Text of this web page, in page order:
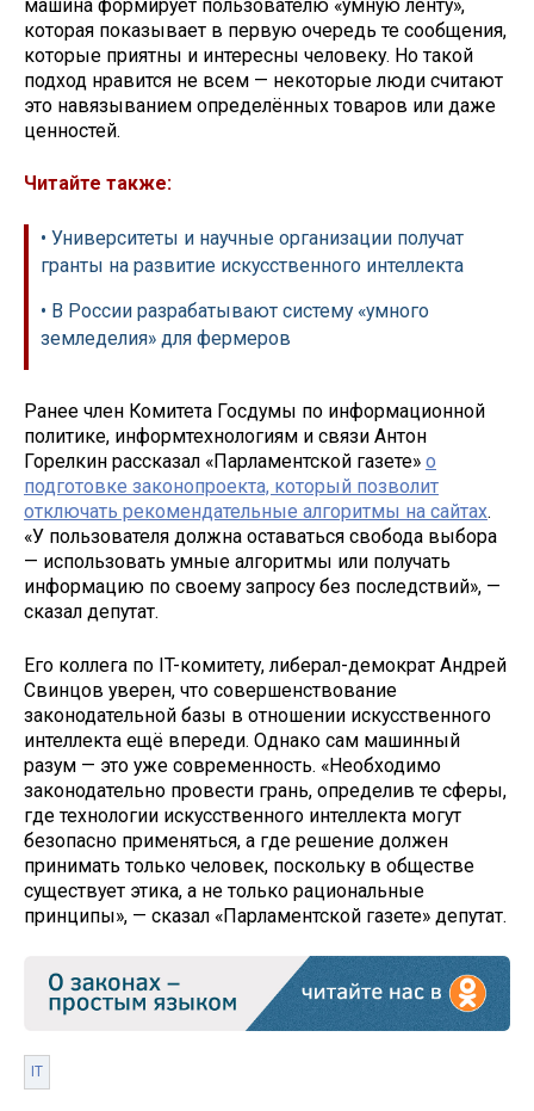
машина формирует пользователю «умную ленту»,
которая показывает в первую очередь те сообщения,
которые приятны и интересны человеку. Но такой
подход нравится не всем — некоторые люди считают
это навязыванием определённых товаров или даже
ценностей.
Читайте также:
• Университеты и научные организации получат
гранты на развитие искусственного интеллекта
• В России разрабатывают систему «умного
земледелия» для фермеров
Ранее член Комитета Госдумы по информационной
политике, информтехнологиям и связи Антон
Горелкин рассказал «Парламентской газете» о
подготовке законопроекта, который позволит
отключать рекомендательные алгоритмы на сайтах.
«У пользователя должна оставаться свобода выбора
— использовать умные алгоритмы или получать
информацию по своему запросу без последствий», —
сказал депутат.
Его коллега по IT-комитету, либерал-демократ Андрей
Свинцов уверен, что совершенствование
законодательной базы в отношении искусственного
интеллекта ещё впереди. Однако сам машинный
разум — это уже современность. «Необходимо
законодательно провести грань, определив те сферы,
где технологии искусственного интеллекта могут
безопасно применяться, а где решение должен
принимать только человек, поскольку в обществе
существует этика, а не только рациональные
принципы», — сказал «Парламентской газете» депутат.
IT